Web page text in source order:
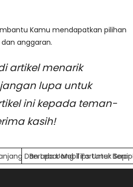
Kamu mendapatkan pilihan
anggaran.
artikel menarik
lupa untuk
ini kepada teman-
kasih!
Dan Lebar Mobil Fortuner
Berapa Uang Tips Untuk